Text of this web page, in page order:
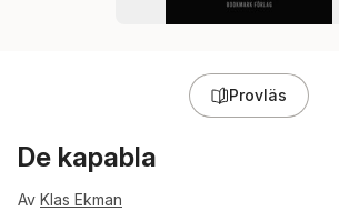
Provläs
De kapabla
Av Klas Ekman